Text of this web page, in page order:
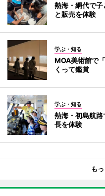
熱海・網代で
と販売を体験
学ぶ・知る
MOA美術館で
くって鑑賞
学ぶ・知る
熱海・初島航
長を体験
も